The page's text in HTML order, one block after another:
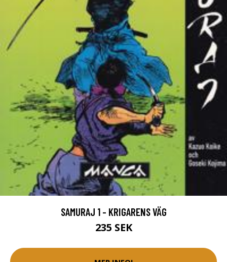
SAMURAJ 1 - KRIGARENS VÄG
235 SEK